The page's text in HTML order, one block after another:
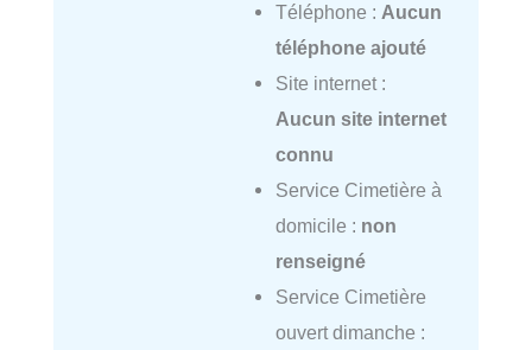
Téléphone : Aucun
téléphone ajouté
Site internet :
Aucun site internet
connu
Service Cimetière à
domicile : non
renseigné
Service Cimetière
ouvert dimanche :